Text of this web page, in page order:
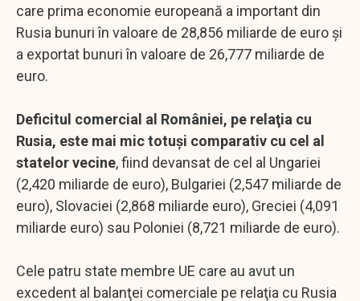
care prima economie europeană a important din
Rusia bunuri în valoare de 28,856 miliarde de euro şi
a exportat bunuri în valoare de 26,777 miliarde de
euro.
Deficitul comercial al României, pe relaţia cu
Rusia, este mai mic totuşi comparativ cu cel al
statelor vecine, fiind devansat de cel al Ungariei
(2,420 miliarde de euro), Bulgariei (2,547 miliarde de
euro), Slovaciei (2,868 miliarde euro), Greciei (4,091
miliarde euro) sau Poloniei (8,721 miliarde de euro).
Cele patru state membre UE care au avut un
excedent al balanţei comerciale pe relaţia cu Rusia